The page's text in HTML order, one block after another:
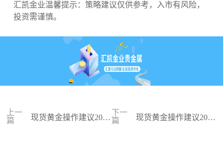
汇凯金业温馨提示：策略建议仅供参考，入市有风险，
投资需谨慎。
上一
篇
现货黄金操作建议2023
下一
篇
现货黄金操作建议2023